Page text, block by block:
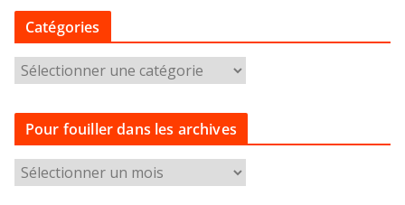
Catégories
t
g
Pour fouiller dans les archives